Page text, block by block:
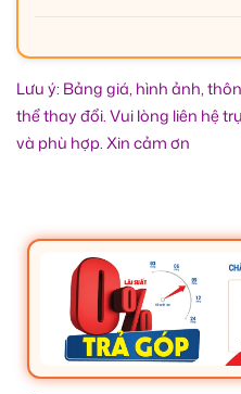
Lưu ý: Bảng giá, hình ảnh,
thể thay đổi. Vui lòng liên hệ
và phù hợp. Xin cảm ơn